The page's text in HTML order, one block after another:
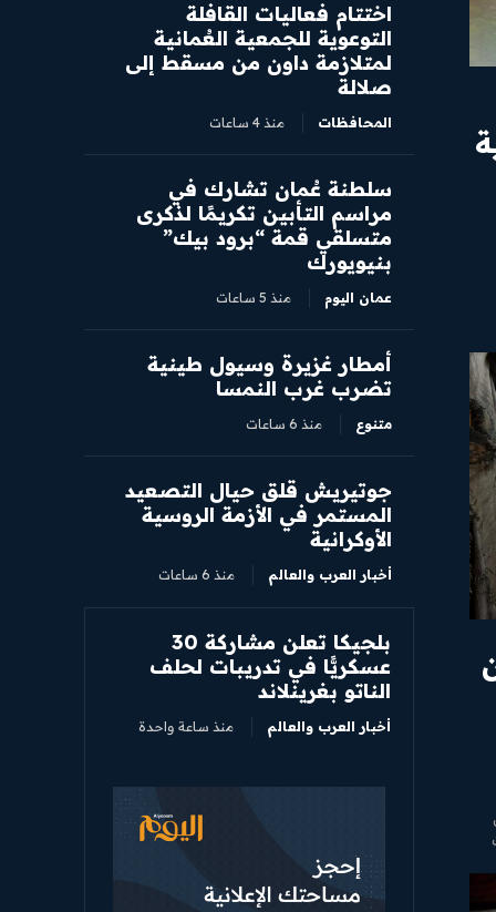
اختتام فعاليات القافلة
التوعوية للجمعية العُمانية
لمتلازمة داون من مسقط إلى
صلالة
المحافظات منذ 4 ساعات
سلطنة عُمان تشارك في
مراسم التأبين تكريمًا لذكرى
متسلقي قمة “برود بيك”
بنيويورك
عمان اليوم منذ 5 ساعات
أمطار غزيرة وسيول طينية
تضرب غرب النمسا
متنوع منذ 6 ساعات
جوتيريش قلق حيال التصعيد
المستمر في الأزمة الروسية
الأوكرانية
أخبار العرب والعالم منذ 6 ساعات
بلجيكا تعلن مشاركة 30
عسكريًّا في تدريبات لحلف
الناتو بغرينلاند
أخبار العرب والعالم منذ ساعة واحدة